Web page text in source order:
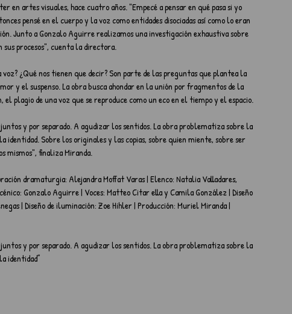
artes visuales, hace cuatro años. "Empecé a pensar en qué pasa si yo
pensé en el cuerpo y la voz como entidades disociadas así como lo eran
Junto a Gonzalo Aguirre realizamos una investigación exhaustiva sobre
procesos", cuenta la directora.
¿Qué nos tienen que decir? Son parte de las preguntas que plantea la
y el suspenso. La obra busca ahondar en la unión por fragmentos de la
plagio de una voz que se reproduce como un eco en el tiempo y el espacio.
y por separado. A agudizar los sentidos. La obra problematiza sobre la
Sobre los originales y las copias, sobre quien miente, sobre ser
mismos", finaliza Miranda.
dramaturgia: Alejandra Moffat Varas | Elenco: Natalia Valladares,
Gonzalo Aguirre | Voces: Matteo Citar ella y Camila González | Diseño
| Diseño de iluminación: Zoe Hihler | Producción: Muriel Miranda |
y por separado. A agudizar los sentidos. La obra problematiza sobre la
identidad”